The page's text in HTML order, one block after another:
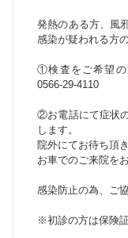
発熱のある方、風
感染が疑われる方
①検査をご希望の
0566-29-4110
②お電話にて症状
します。
院外にてお待ち頂
お車でのご来院を
感染防止の為、ご
※初診の方は保険